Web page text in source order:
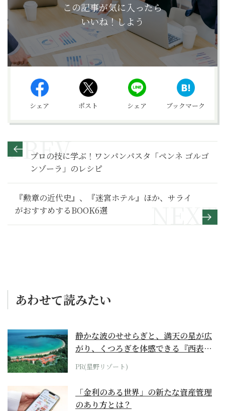
この記事が気に入ったら
いいね！しよう
シェア ポスト シェア ブックマーク
プロの技に学ぶ！ワンパンパスタ「ペンネ ゴルゴ
ンゾーラ」のレシピ
『勲章の近代史』、『迷宮ホテル』ほか、サライ
がおすすめするBOOK6選
あわせて読みたい
静かな波のせせらぎと、満天の星が広
がり、くつろぎを体感できる『西表島
ホテル by...
PR(星野リゾート)
「金利のある世界」の新たな資産管理
のあり方とは？